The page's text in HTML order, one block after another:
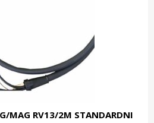
MAG RV13/2M STANDARDNI